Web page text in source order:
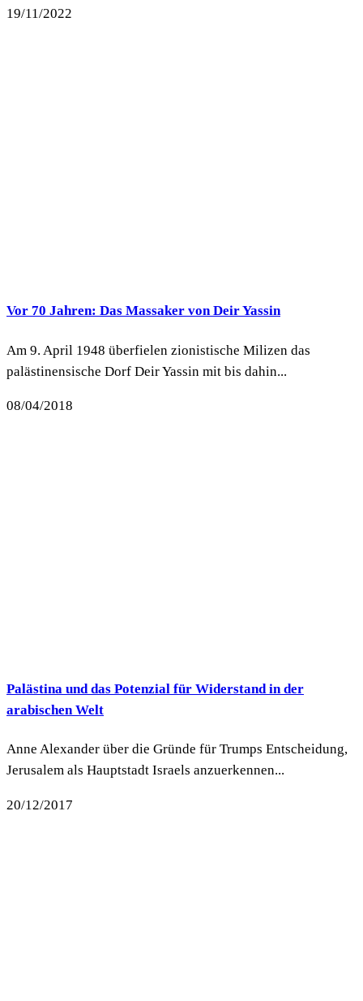
19/11/2022
Vor 70 Jahren: Das Massaker von Deir Yassin
Am 9. April 1948 überfielen zionistische Milizen das
palästinensische Dorf Deir Yassin mit bis dahin...
08/04/2018
Palästina und das Potenzial für Widerstand in der
arabischen Welt
Anne Alexander über die Gründe für Trumps Entscheidung,
Jerusalem als Hauptstadt Israels anzuerkennen...
20/12/2017